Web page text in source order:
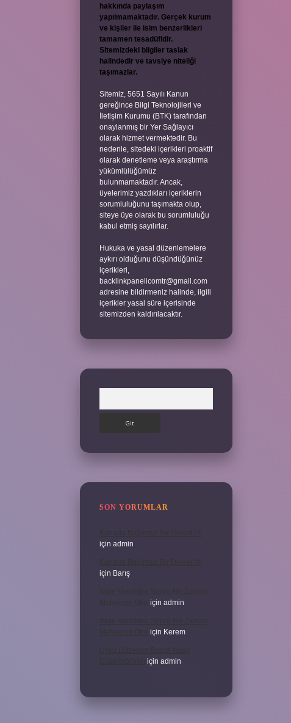
hakkında paylaşım
yapılmamaktadır. Gerçek kurum
ve kişiler ile isim benzerlikleri
tamamen tesadüfidir.
Sitemizdeki bilgiler taslak
halindedir ve tavsiye niteliği
taşımazlar.
Sitemiz, 5651 Sayılı Kanun
gereğince Bilgi Teknolojileri ve
İletişim Kurumu (BTK) tarafından
onaylanmış bir Yer Sağlayıcı
olarak hizmet vermektedir. Bu
nedenle, sitedeki içerikleri proaktif
olarak denetleme veya araştırma
yükümlülüğümüz
bulunmamaktadır. Ancak,
üyelerimiz yazdıkları içeriklerin
sorumluluğunu taşımakta olup,
siteye üye olarak bu sorumluluğu
kabul etmiş sayılırlar.
Hukuka ve yasal düzenlemelere
aykırı olduğunu düşündüğünüz
içerikleri,
backlinkpanelicomtr@gmail.com
adresine bildirmeniz halinde, ilgili
içerikler yasal süre içerisinde
sitemizden kaldırılacaktır.
SON YORUMLAR
Kanada Bağımsız Bir Devlet Mi
için admin
Kanada Bağımsız Bir Devlet Mi
için Barış
Ifade Verdikten Sonra Ne Zaman
Mahkeme Olur için admin
Ifade Verdikten Sonra Ne Zaman
Mahkeme Olur için Kerem
Uyku Düzenim Bozuk Nasıl
Düzeltebilirim
için admin